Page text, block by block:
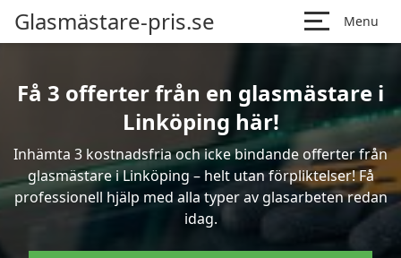
Glasmästare-pris.se Menu
Få 3 offerter från en glasmästare i
Linköping här!
Inhämta 3 kostnadsfria och icke bindande offerter från
glasmästare i Linköping – helt utan förpliktelser! Få
professionell hjälp med alla typer av glasarbeten redan
idag.